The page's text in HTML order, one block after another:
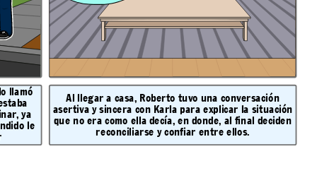
llamó
ya
le
Al llegar a casa, Roberto tuvo una conversación
asertiva y sincera con Karla para explicar la situación
que no era como ella decía, en donde, al final deciden
reconciliarse y confiar entre ellos.